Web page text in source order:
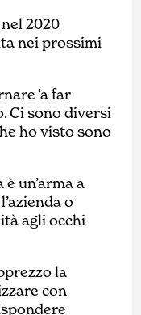
2020
nei prossimi
‘a far
Ci sono diversi
ho visto sono
un’arma a
o
agli occhi
la
con